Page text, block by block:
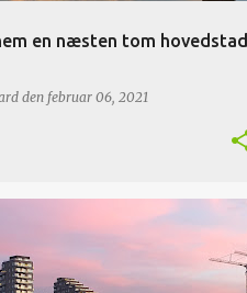
en næsten tom hovedstad
den februar 06, 2021